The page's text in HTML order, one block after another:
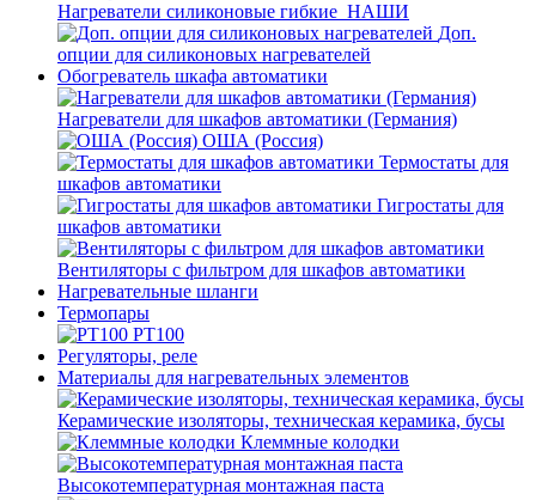
Нагреватели силиконовые гибкие_НАШИ
Доп.
опции для силиконовых нагревателей
Обогреватель шкафа автоматики
Нагреватели для шкафов автоматики (Германия)
ОША (Россия)
Термостаты для
шкафов автоматики
Гигростаты для
шкафов автоматики
Вентиляторы с фильтром для шкафов автоматики
Нагревательные шланги
Термопары
PT100
Регуляторы, реле
Материалы для нагревательных элементов
Керамические изоляторы, техническая керамика, бусы
Клеммные колодки
Высокотемпературная монтажная паста